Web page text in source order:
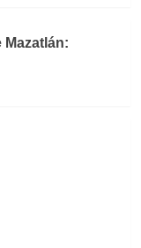
Mazatlán: